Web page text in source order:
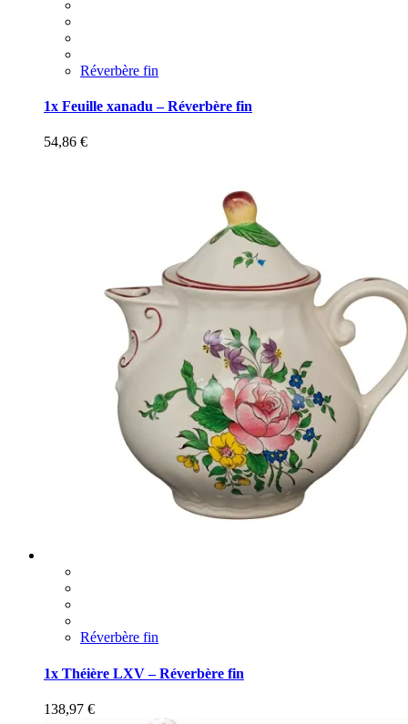
Réverbère fin
1x Feuille xanadu – Réverbère fin
54,86 €
Réverbère fin
1x Théière LXV – Réverbère fin
138,97 €